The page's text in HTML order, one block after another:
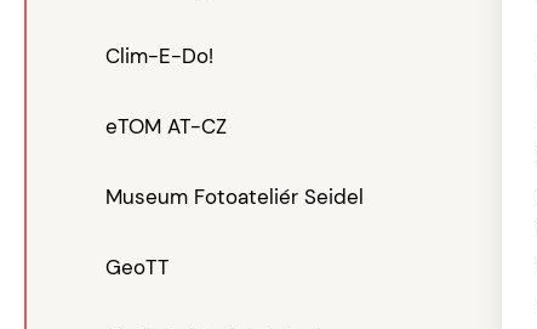
Clim-E-Do!
eTOM AT-CZ
Museum Fotoateliér Seidel
GeoTT